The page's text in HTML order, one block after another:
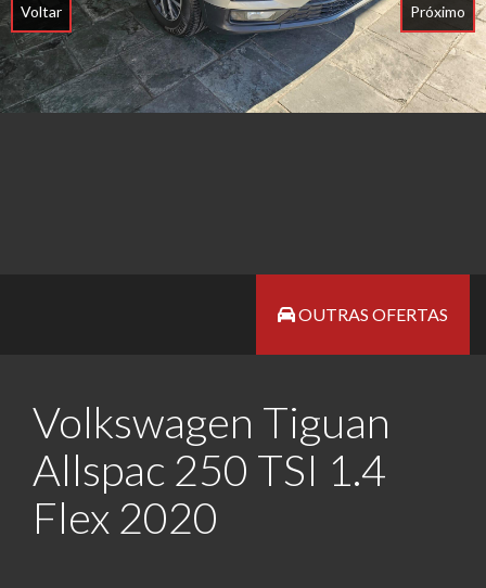
Voltar Próximo
OUTRAS OFERTAS
Volkswagen Tiguan
Allspac 250 TSI 1.4
Flex 2020